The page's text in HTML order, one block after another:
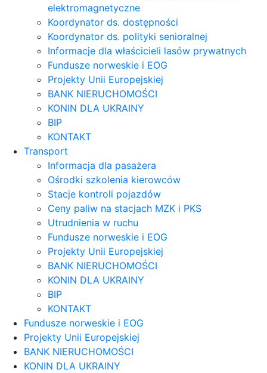
elektromagnetyczne
Koordynator ds. dostępności
Koordynator ds. polityki senioralnej
Informacje dla właścicieli lasów prywatnych
Fundusze norweskie i EOG
Projekty Unii Europejskiej
BANK NIERUCHOMOŚCI
KONIN DLA UKRAINY
BIP
KONTAKT
Transport
Informacja dla pasażera
Ośrodki szkolenia kierowców
Stacje kontroli pojazdów
Ceny paliw na stacjach MZK i PKS
Utrudnienia w ruchu
Fundusze norweskie i EOG
Projekty Unii Europejskiej
BANK NIERUCHOMOŚCI
KONIN DLA UKRAINY
BIP
KONTAKT
Fundusze norweskie i EOG
Projekty Unii Europejskiej
BANK NIERUCHOMOŚCI
KONIN DLA UKRAINY